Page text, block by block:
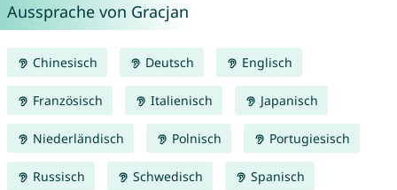
Aussprache von Gracjan
Chinesisch Deutsch Englisch
Französisch Italienisch Japanisch
Niederländisch Polnisch Portugiesisch
Russisch Schwedisch Spanisch